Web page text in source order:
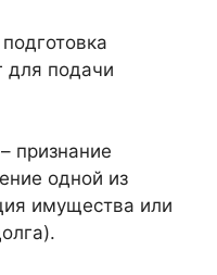
для подачи
– признание
одной из
имущества или